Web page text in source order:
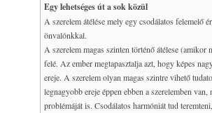
Egy lehetséges út a sok közül
A szerelem átélése mely egy csodálatos felemelő
önvalónkkal.
A szerelem magas szinten történő átélese
felé. Az ember megtapasztalja azt, hogy képes
ereje. A szerelem olyan magas szintre vihető
legnagyobb ereje éppen ebben a szerelemben
problémáját is. Csodálatos harmóniát tud